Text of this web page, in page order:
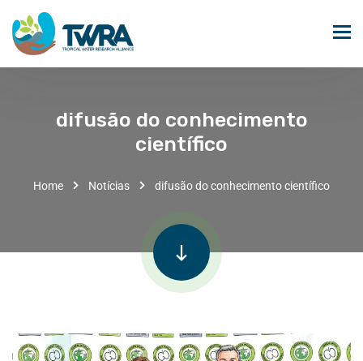
difusão do conhecimento
científico
Home Notícias difusão do conhecimento científico